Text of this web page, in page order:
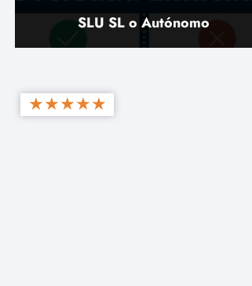
SLU SL o Autónomo
★★★★★